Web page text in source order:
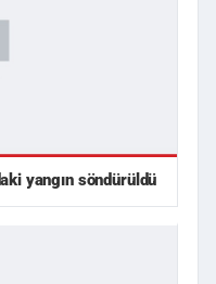
yangın söndürüldü